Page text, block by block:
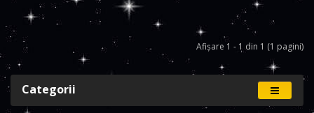
Afişare 1 - 1 din 1 (1 pagini)
Categorii